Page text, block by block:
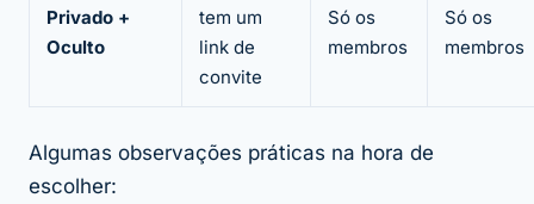
Privado +
Oculto
tem um
link de
convite
Só os
membros
Só os
membros
Algumas observações práticas na hora de
escolher: